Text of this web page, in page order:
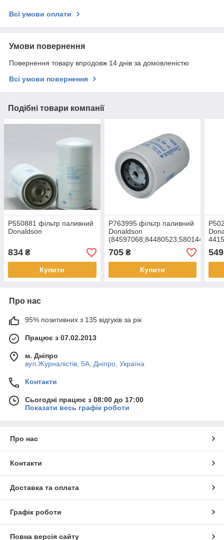
Всі умови оплати
Умови повернення
Повернення товару впродовж 14 днів за домовленістю
Всі умови повернення
Подібні товари компанії
P550881 фільтр паливний
Donaldson
834 ₴
Купити
P763995 фільтр паливний
Donaldson
CR9080/Steiger500/8010
705₴
Купити
549
Про нас
95% позитивних з 135 відгуків за рік
Працює з 07.02.2013
м. Дніпро
вул.Журналістів, 5А, Дніпро, Україна
Контакти
Сьогодні працює з 08:00 до 17:00
Показати весь графік роботи
Про нас
Контакти
Доставка та оплата
Графік роботи
Повна версія сайту